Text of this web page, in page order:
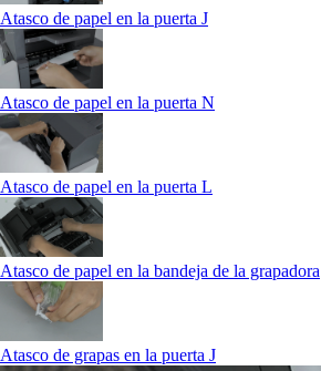
Atasco de papel en la puerta J
Atasco de papel en la puerta N
Atasco de papel en la puerta L
Atasco de papel en la bandeja de la grapadora
Atasco de grapas en la puerta J